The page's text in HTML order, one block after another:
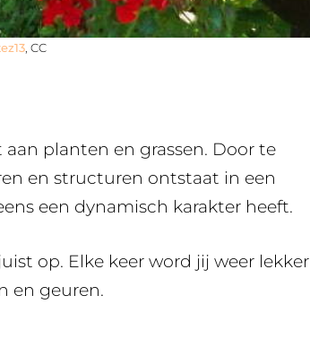
, CC
planten en grassen. Door te
en structuren ontstaat in een
een dynamisch karakter heeft.
op. Elke keer word jij weer lekker
en geuren.